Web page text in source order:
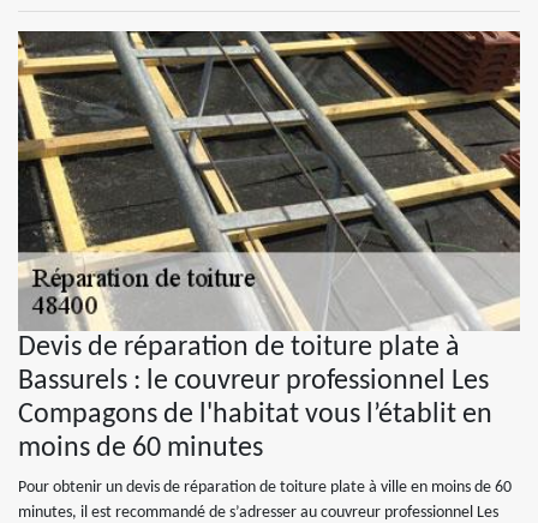
Devis de réparation de toiture plate à
Bassurels : le couvreur professionnel Les
Compagons de l'habitat vous l’établit en
moins de 60 minutes
Pour obtenir un devis de réparation de toiture plate à ville en moins de 60
minutes, il est recommandé de s’adresser au couvreur professionnel Les